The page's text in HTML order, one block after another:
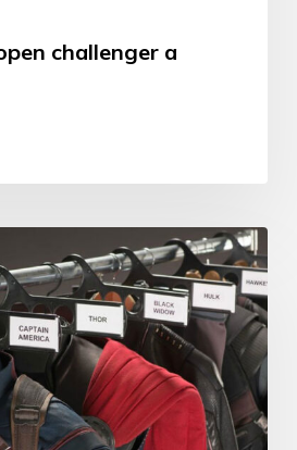
challenger a